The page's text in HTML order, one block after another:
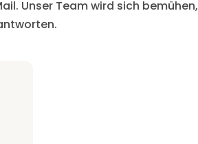
Unser Team wird sich bemühen,